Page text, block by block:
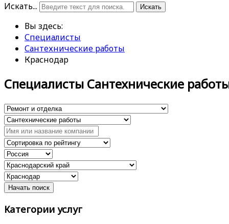
Искать...
Искать
Вы здесь:
Специалисты
Сантехнические работы
Краснодар
Специалисты Сантехнические
Категории услуг